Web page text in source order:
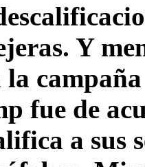
Y
la
fue de
a sus